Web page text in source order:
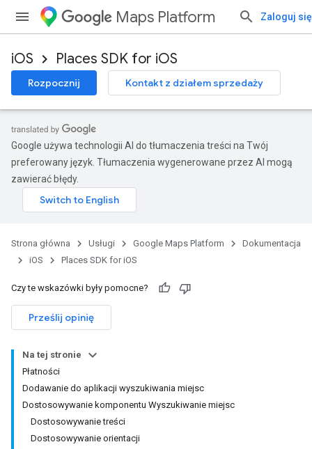
Maps Platform Zaloguj się
iOS Places SDK for iOS
Rozpocznij Kontakt z działem sprzedaży
Google używa technologii AI do tłumaczenia treści na Twój
preferowany język. Tłumaczenia wygenerowane przez AI mogą
zawierać błędy.
Strona główna Usługi Google Maps Platform
Dokumentacja
iOS
Places SDK for iOS
Czy te wskazówki były pomocne?
Prześlij opinię
Na tej stronie
Płatności
Dodawanie do aplikacji wyszukiwania miejsc
Dostosowywanie komponentu Wyszukiwanie miejsc
Dostosowywanie treści
Dostosowywanie orientacji